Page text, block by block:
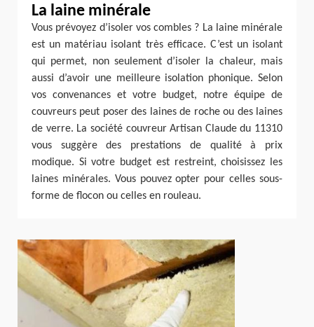
La laine minérale
Vous prévoyez d’isoler vos combles ? La laine minérale
est un matériau isolant très efficace. C’est un isolant
qui permet, non seulement d’isoler la chaleur, mais
aussi d’avoir une meilleure isolation phonique. Selon
vos convenances et votre budget, notre équipe de
couvreurs peut poser des laines de roche ou des laines
de verre. La société couvreur Artisan Claude du 11310
vous suggère des prestations de qualité à prix
modique. Si votre budget est restreint, choisissez les
laines minérales. Vous pouvez opter pour celles sous-
forme de flocon ou celles en rouleau.